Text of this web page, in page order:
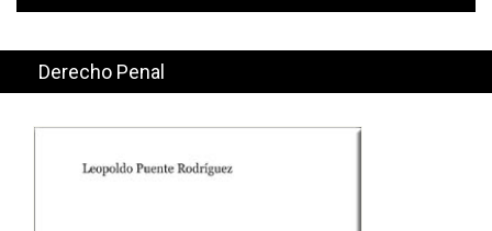
Derecho Penal